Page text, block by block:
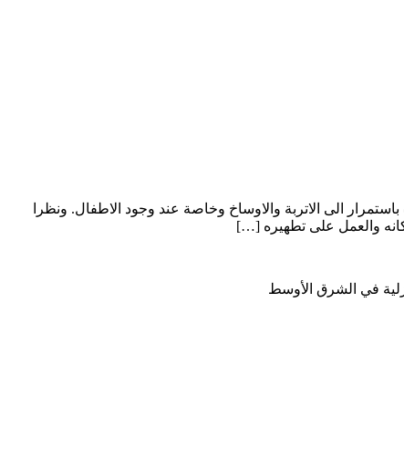
الى الاتربة والاوساخ وخاصة عند وجود الاطفال. ونظرا
والعمل على تطهيره […]
في الشرق الأوسط